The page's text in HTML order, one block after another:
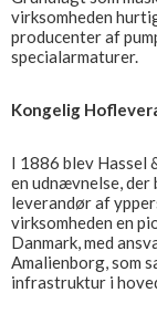
virksomheden
producenter af
specialarmaturer.
Kongelig
I 1886 blev Hassel
en udnævnelse,
leverandør af
virksomheden en
Danmark, med
Amalienborg, som
infrastruktur i